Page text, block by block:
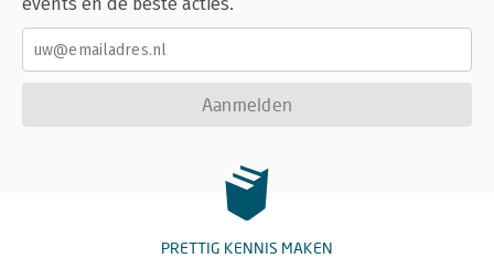
Aanmelden
PRETTIG KENNIS MAKEN